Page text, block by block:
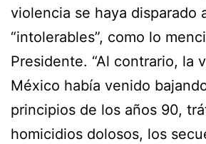
violencia se haya disparado
“intolerables”, como lo
Presidente. “Al contrario, la
México había venido
principios de los años 90,
homicidios dolosos, los